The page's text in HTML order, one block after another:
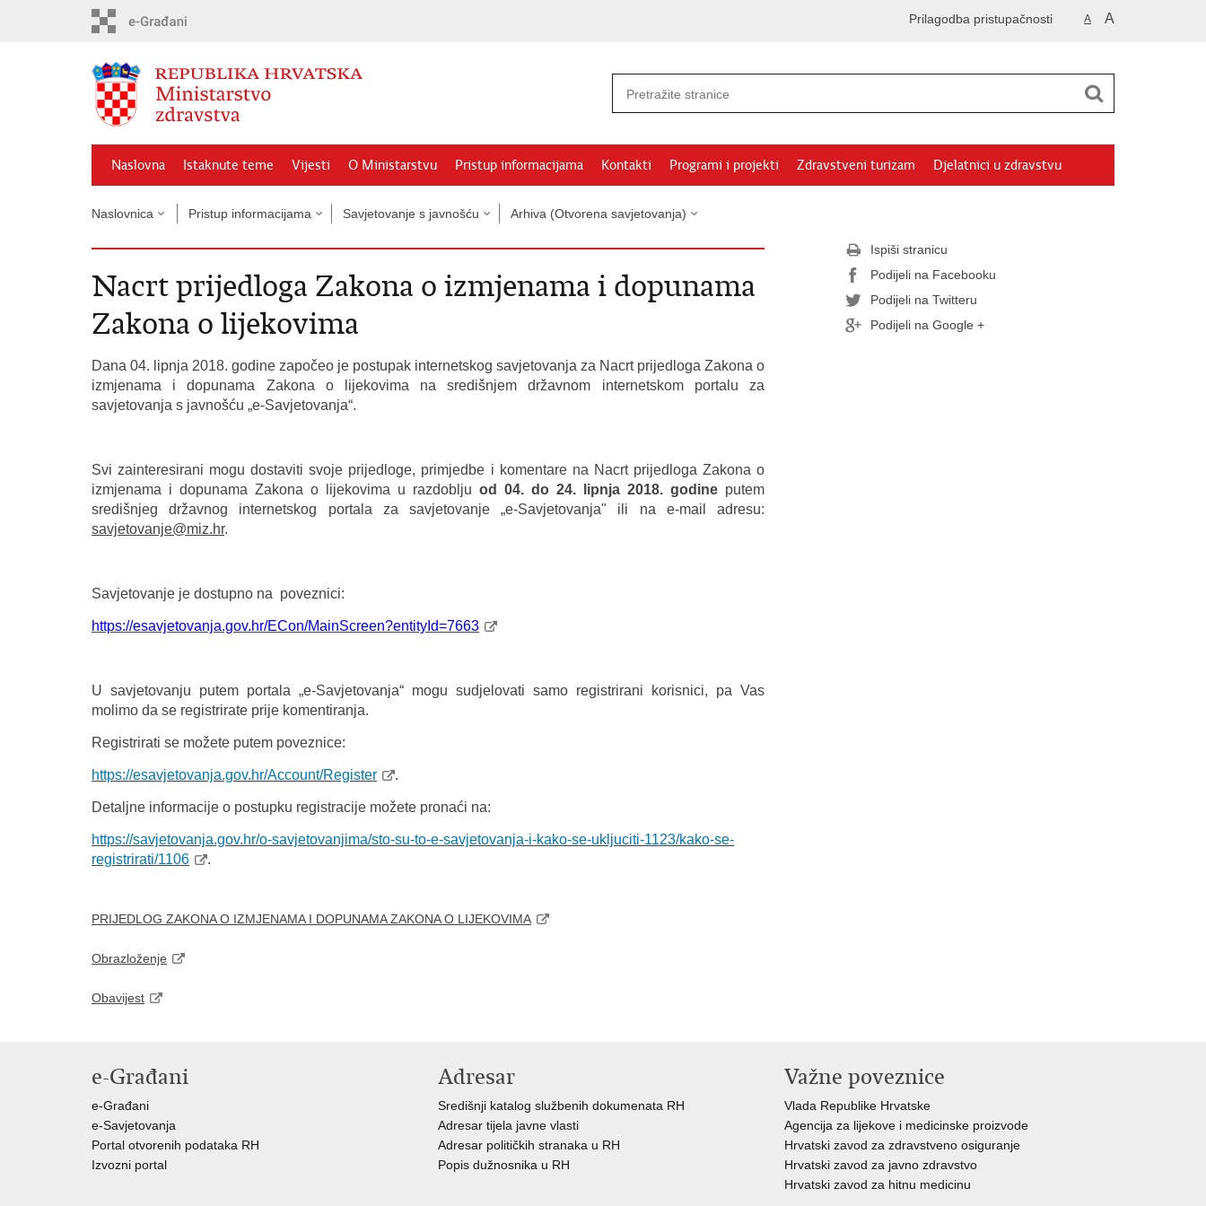
A A
Prilagodba pristupačnosti
Naslovna Istaknute teme Vijesti O Ministarstvu Pristup informacijama Kontakti Programi i projekti Zdravstveni turizam Djelatnici u zdravstvu
Naslovnica Pristup informacijama Savjetovanje s javnošću Arhiva (Otvorena savjetovanja)
Nacrt prijedloga Zakona o izmjenama i dopunama
Zakona o lijekovima
Dana 04. lipnja 2018. godine započeo je postupak internetskog savjetovanja za Nacrt prijedloga Zakona o
izmjenama i dopunama Zakona o lijekovima na središnjem državnom internetskom portalu za
savjetovanja s javnošću „e-Savjetovanja“.
Svi zainteresirani mogu dostaviti svoje prijedloge, primjedbe i komentare na Nacrt prijedloga Zakona o
izmjenama i dopunama Zakona o lijekovima u razdoblju od 04. do 24. lipnja 2018. godine putem
središnjeg državnog internetskog portala za savjetovanje „e-Savjetovanja" ili na e-mail adresu:
savjetovanje@miz.hr.
Savjetovanje je dostupno na poveznici:
https://esavjetovanja.gov.hr/ECon/MainScreen?entityId=7663
U savjetovanju putem portala „e-Savjetovanja“ mogu sudjelovati samo registrirani korisnici, pa Vas
molimo da se registrirate prije komentiranja.
Registrirati se možete putem poveznice:
https://esavjetovanja.gov.hr/Account/Register .
Detaljne informacije o postupku registracije možete pronaći na:
https://savjetovanja.gov.hr/o-savjetovanjima/sto-su-to-e-savjetovanja-i-kako-se-ukljuciti-1123/kako-se-
registrirati/1106
.
PRIJEDLOG ZAKONA O IZMJENAMA I DOPUNAMA ZAKONA O LIJEKOVIMA
Obrazloženje
Obavijest
Ispiši stranicu
Podijeli na Facebooku
Podijeli na Twitteru
Podijeli na Google +
e-Građani
e-Građani
e-Savjetovanja
Portal otvorenih podataka RH
Izvozni portal
Adresar
Središnji katalog službenih dokumenata RH
Adresar tijela javne vlasti
Adresar političkih stranaka u RH
Popis dužnosnika u RH
Važne poveznice
Vlada Republike Hrvatske
Agencija za lijekove i medicinske proizvode
Hrvatski zavod za zdravstveno osiguranje
Hrvatski zavod za javno zdravstvo
Hrvatski zavod za hitnu medicinu